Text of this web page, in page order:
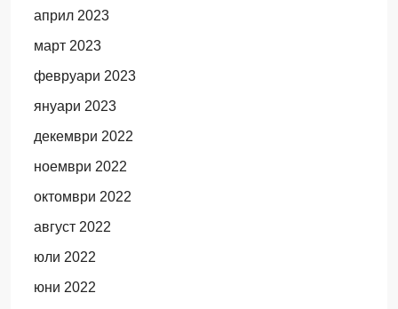
април 2023
март 2023
февруари 2023
януари 2023
декември 2022
ноември 2022
октомври 2022
август 2022
юли 2022
юни 2022